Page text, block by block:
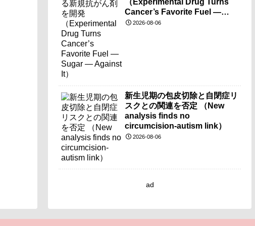
（Experimental Drug Turns
Cancer’s Favorite Fuel —
Sugar — Against It）
2026-08-06
新生児期の包皮切除と自閉症リ
スクとの関連を否定 （New
analysis finds no
circumcision-autism link）
2026-08-06
ad